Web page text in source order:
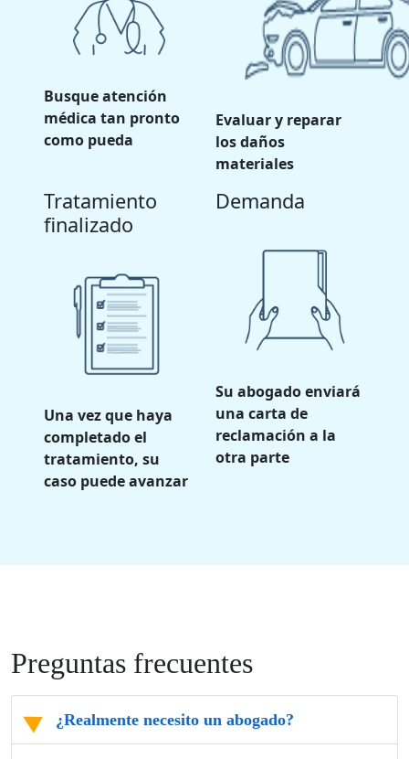
Busque atención
médica tan pronto
como pueda
Evaluar y reparar
los daños
materiales
Tratamiento
finalizado
Una vez que haya
completado el
tratamiento, su
caso puede avanzar
Demanda
Su abogado enviará
una carta de
reclamación a la
otra parte
Preguntas frecuentes
¿Realmente necesito un abogado?